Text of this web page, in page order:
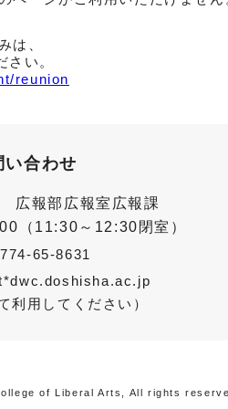
は、
い。
reunion
い合わせ
広報部広報室広報課
（11:30～12:30閉室）
65-8631
利用してください）
of Liberal Arts, All rights